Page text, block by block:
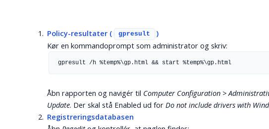
Policy-resultater ( gpresult
)
Kør en kommandoprompt som administrator og skriv:
gpresult /h %temp%\gp.html && start %temp%\gp.html
Åbn rapporten og navigér til Computer Configuration >
Update. Der skal stå Enabled ud for Do not include drivers with
Registreringsdatabasen